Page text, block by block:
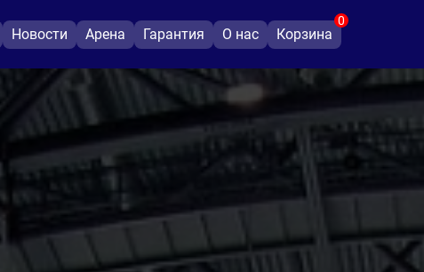
Новости Арена Гарантия О нас Корзина
0